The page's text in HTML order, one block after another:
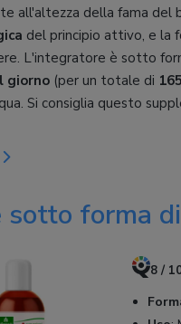
all'altezza della fama del
del principio attivo, e la
L'integratore è sotto
giorno (per un totale di
Si consiglia questo
sotto forma
8 /